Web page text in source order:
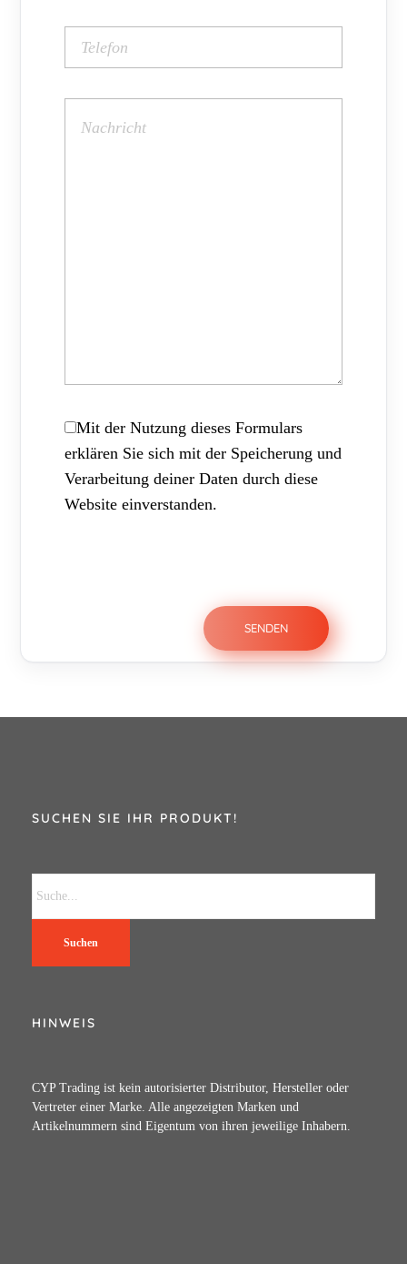
Mit der Nutzung dieses Formulars
erklären Sie sich mit der Speicherung und
Verarbeitung deiner Daten durch diese
Website einverstanden.
SUCHEN SIE IHR PRODUKT!
Suchen
HINWEIS
CYP Trading ist kein autorisierter Distributor, Hersteller oder
Vertreter einer Marke. Alle angezeigten Marken und
Artikelnummern sind Eigentum von ihren jeweilige Inhabern.